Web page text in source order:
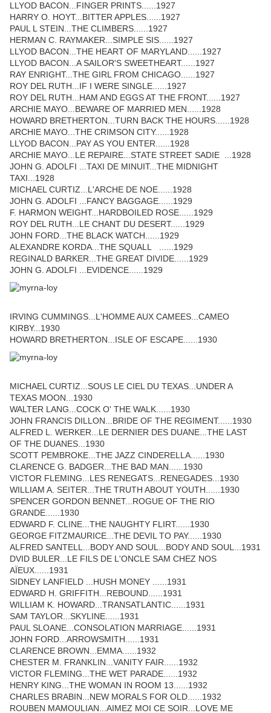
LLYOD BACON...FINGER PRINTS......1927
HARRY O. HOYT...BITTER APPLES......1927
PAUL L STEIN...THE CLIMBERS......1927
HERMAN C. RAYMAKER...SIMPLE SIS......1927
LLYOD BACON...THE HEART OF MARYLAND......1927
LLYOD BACON...A SAILOR'S SWEETHEART......1927
RAY ENRIGHT...THE GIRL FROM CHICAGO......1927
ROY DEL RUTH...IF I WERE SINGLE......1927
ROY DEL RUTH...HAM AND EGGS AT THE FRONT......1927
ARCHIE MAYO...BEWARE OF MARRIED MEN......1928
HOWARD BRETHERTON...TURN BACK THE HOURS......1928
ARCHIE MAYO...THE CRIMSON CITY......1928
LLYOD BACON...PAY AS YOU ENTER......1928
ARCHIE MAYO...LE REPAIRE...STATE STREET SADIE ...1928
JOHN G. ADOLFI ...TAXI DE MINUIT...THE MIDNIGHT
TAXI...1928
MICHAEL CURTIZ...L'ARCHE DE NOE......1928
JOHN G. ADOLFI ...FANCY BAGGAGE......1929
F. HARMON WEIGHT...HARDBOILED ROSE......1929
ROY DEL RUTH...LE CHANT DU DESERT......1929
JOHN FORD...THE BLACK WATCH......1929
ALEXANDRE KORDA...THE SQUALL ......1929
REGINALD BARKER...THE GREAT DIVIDE......1929
JOHN G. ADOLFI ...EVIDENCE......1929
IRVING CUMMINGS...L'HOMME AUX CAMEES...CAMEO
KIRBY...1930
HOWARD BRETHERTON...ISLE OF ESCAPE......1930
MICHAEL CURTIZ...SOUS LE CIEL DU TEXAS...UNDER A
TEXAS MOON...1930
WALTER LANG...COCK O' THE WALK......1930
JOHN FRANCIS DILLON...BRIDE OF THE REGIMENT......1930
ALFRED L. WERKER...LE DERNIER DES DUANE...THE LAST
OF THE DUANES...1930
SCOTT PEMBROKE...THE JAZZ CINDERELLA......1930
CLARENCE G. BADGER...THE BAD MAN......1930
VICTOR FLEMING...LES RENEGATS...RENEGADES...1930
WILLIAM A. SEITER...THE TRUTH ABOUT YOUTH......1930
SPENCER GORDON BENNET...ROGUE OF THE RIO
GRANDE......1930
EDWARD F. CLINE...THE NAUGHTY FLIRT......1930
GEORGE FITZMAURICE...THE DEVIL TO PAY......1930
ALFRED SANTELL...BODY AND SOUL...BODY AND SOUL...1931
DVID BULER...LE FILS DE L'ONCLE SAM CHEZ NOS
AÏEUX......1931
SIDNEY LANFIELD ...HUSH MONEY ......1931
EDWARD H. GRIFFITH...REBOUND......1931
WILLIAM K. HOWARD...TRANSATLANTIC......1931
SAM TAYLOR...SKYLINE......1931
PAUL SLOANE...CONSOLATION MARRIAGE......1931
JOHN FORD...ARROWSMITH......1931
CLARENCE BROWN...EMMA......1932
CHESTER M. FRANKLIN...VANITY FAIR......1932
VICTOR FLEMING...THE WET PARADE......1932
HENRY KING...THE WOMAN IN ROOM 13......1932
CHARLES BRABIN...NEW MORALS FOR OLD......1932
ROUBEN MAMOULIAN...AIMEZ MOI CE SOIR...LOVE ME